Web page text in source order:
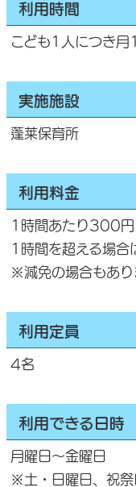
利用時間
こども1人につき月
実施施設
蓬莱保育所
利用料金
1時間あたり300円
1時間を超える場
※減免の場合もあり
利用定員
4名
利用できる日時
月曜日～金曜日
※土・日曜日、祝